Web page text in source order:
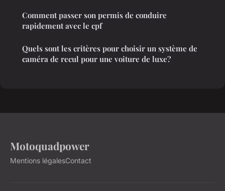
Comment passer son permis de conduire
rapidement avec le cpf
Quels sont les critères pour choisir un système de
caméra de recul pour une voiture de luxe?
Motoquadpower
Mentions légalesContact